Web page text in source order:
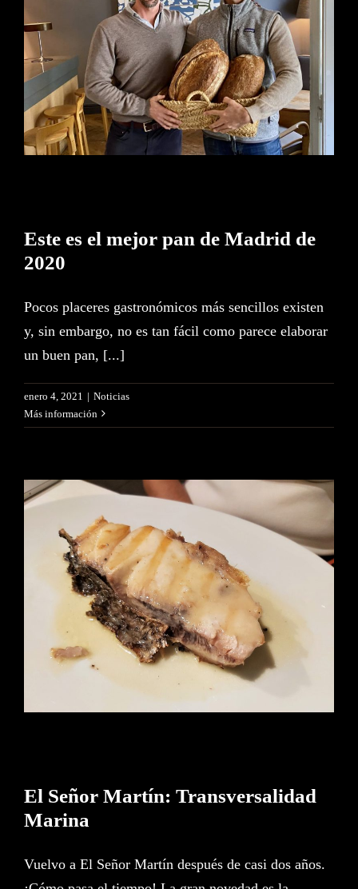
Este es el mejor pan de Madrid
de 2020
Este es el mejor pan de Madrid de
2020
Pocos placeres gastronómicos más sencillos existen
y, sin embargo, no es tan fácil como parece elaborar
un buen pan, [...]
enero 4, 2021 | Noticias
Más información
El Señor Martín:
Transversalidad Marina
El Señor Martín: Transversalidad
Marina
Vuelvo a El Señor Martín después de casi dos años.